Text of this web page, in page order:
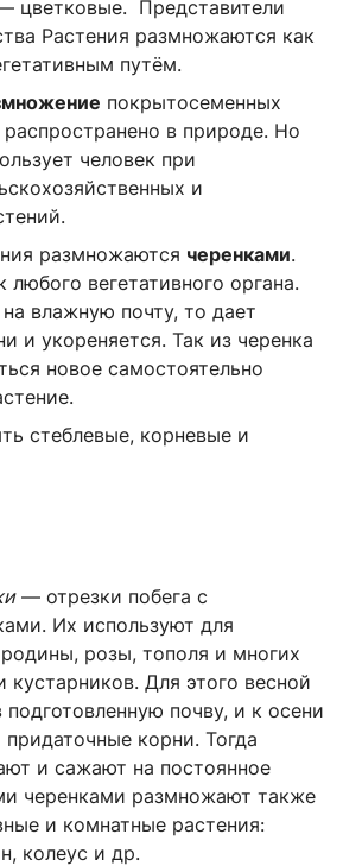
цветковые. Представители
Растения размножаются как
путём.
покрытосеменных
в природе. Но
человек при
и
размножаются черенками.
любого вегетативного органа.
влажную почту, то дает
и укореняется. Так из черенка
новое самостоятельно
стеблевые, корневые и
— отрезки побега с
Их используют для
розы, тополя и многих
кустарников. Для этого весной
почву, и к осени
корни. Тогда
и сажают на постоянное
черенками размножают также
и комнатные растения:
колеус и др.